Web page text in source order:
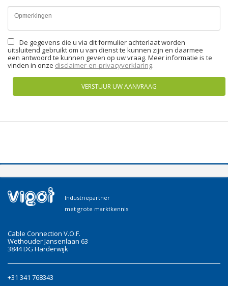
De gegevens die u via dit formulier achterlaat worden
uitsluitend gebruikt om u van dienst te kunnen zijn en daarmee
een antwoord te kunnen geven op uw vraag. Meer informatie is te
vinden in onze disclaimer-en-privacyverklaring.
VERSTUUR UW AANVRAAG
Industriepartner
met grote marktkennis
Cable Connection V.O.F.
Wethouder Jansenlaan 63
3844 DG Harderwijk
+31 341 768343